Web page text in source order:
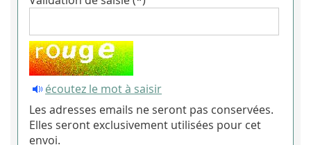
écoutez le mot à saisir
Les adresses emails ne seront pas conservées.
Elles seront exclusivement utilisées pour cet
envoi.